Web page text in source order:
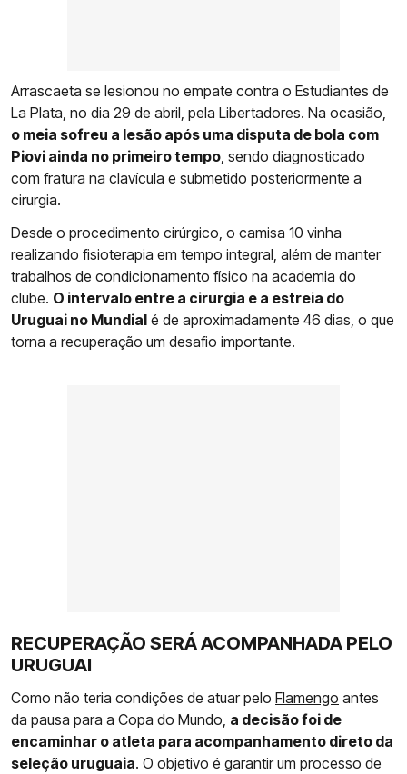
Arrascaeta se lesionou no empate contra o Estudiantes de
La Plata, no dia 29 de abril, pela Libertadores. Na ocasião,
o meia sofreu a lesão após uma disputa de bola com
Piovi ainda no primeiro tempo, sendo diagnosticado
com fratura na clavícula e submetido posteriormente a
cirurgia.
Desde o procedimento cirúrgico, o camisa 10 vinha
realizando fisioterapia em tempo integral, além de manter
trabalhos de condicionamento físico na academia do
clube. O intervalo entre a cirurgia e a estreia do
Uruguai no Mundial é de aproximadamente 46 dias, o que
torna a recuperação um desafio importante.
RECUPERAÇÃO SERÁ ACOMPANHADA PELO
URUGUAI
Como não teria condições de atuar pelo Flamengo antes
da pausa para a Copa do Mundo, a decisão foi de
encaminhar o atleta para acompanhamento direto da
seleção uruguaia. O objetivo é garantir um processo de